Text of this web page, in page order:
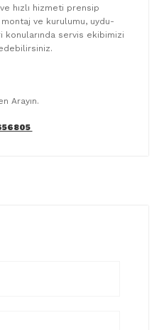
hızlı hizmeti prensip
montaj ve kurulumu, uydu-
konularında servis ekibimizi
Arayın.